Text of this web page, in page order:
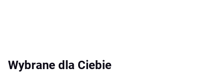
Wybrane dla Ciebie